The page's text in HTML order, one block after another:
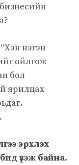
нэгэн
ойлгож
бол
ярилцах
эрхлэх
үзэж байна.